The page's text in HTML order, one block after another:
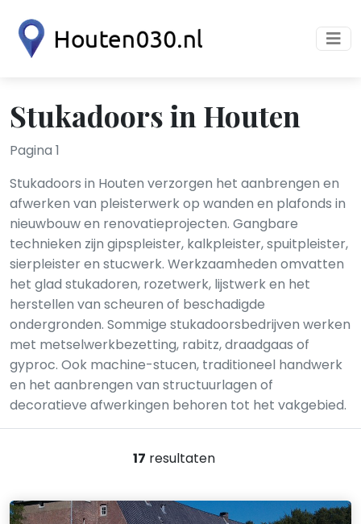
Stukadoors in Houten
Pagina 1
Stukadoors in Houten verzorgen het aanbrengen en
afwerken van pleisterwerk op wanden en plafonds in
nieuwbouw en renovatieprojecten. Gangbare
technieken zijn gipspleister, kalkpleister, spuitpleister,
sierpleister en stucwerk. Werkzaamheden omvatten
het glad stukadoren, rozetwerk, lijstwerk en het
herstellen van scheuren of beschadigde
ondergronden. Sommige stukadoorsbedrijven werken
met metselwerkbezetting, rabitz, draadgaas of
gyproc. Ook machine-stucen, traditioneel handwerk
en het aanbrengen van structuurlagen of
decoratieve afwerkingen behoren tot het vakgebied.
17 resultaten